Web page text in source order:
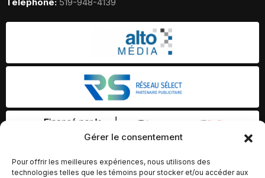
Gérer le consentement
Pour offrir les meilleures expériences, nous utilisons des
technologies telles que les témoins pour stocker et/ou accéder aux
Telephone: 519-948-4139